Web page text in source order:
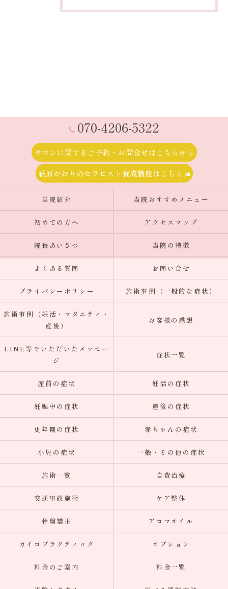
070-4206-5322
サロンに関するご予約・お問合せはこちらから
萩原かおりのセラピスト養成講座はこちら
当院紹介 当院おすすめメニュー
初めての方へ アクセスマップ
院長あいさつ 当院の特徴
よくある質問 お問い合せ
プライバシーポリシー 施術事例（一般的な症状）
施術事例（妊活・マタニティ・
産後）
お客様の感想
LINE等でいただいたメッセー
ジ
症状一覧
産前の症状 妊活の症状
妊娠中の症状 産後の症状
更年期の症状 赤ちゃんの症状
小児の症状 一般・その他の症状
施術一覧 自費治療
交通事故施術 ケア整体
骨盤矯正 アロマオイル
カイロプラクティック オプション
料金のご案内 料金一覧